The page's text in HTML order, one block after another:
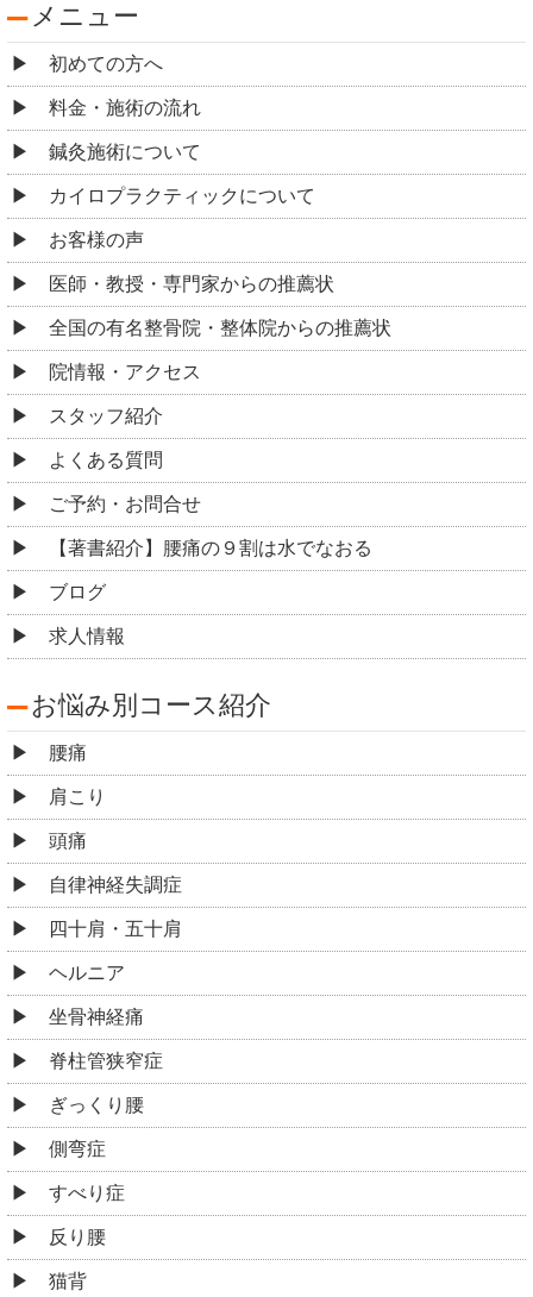
メニュー
初めての方へ
料金・施術の流れ
鍼灸施術について
カイロプラクティックについて
お客様の声
医師・教授・専門家からの推薦状
全国の有名整骨院・整体院からの推薦状
院情報・アクセス
スタッフ紹介
よくある質問
ご予約・お問合せ
【著書紹介】腰痛の９割は水でなおる
ブログ
求人情報
お悩み別コース紹介
腰痛
肩こり
頭痛
自律神経失調症
四十肩・五十肩
ヘルニア
坐骨神経痛
脊柱管狭窄症
ぎっくり腰
側弯症
すべり症
反り腰
猫背